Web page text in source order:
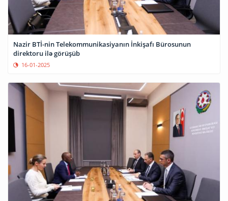
Nazir BTİ-nin Telekommunikasiyanın İnkişafı Bürosunun
direktoru ilə görüşüb
16-01-2025